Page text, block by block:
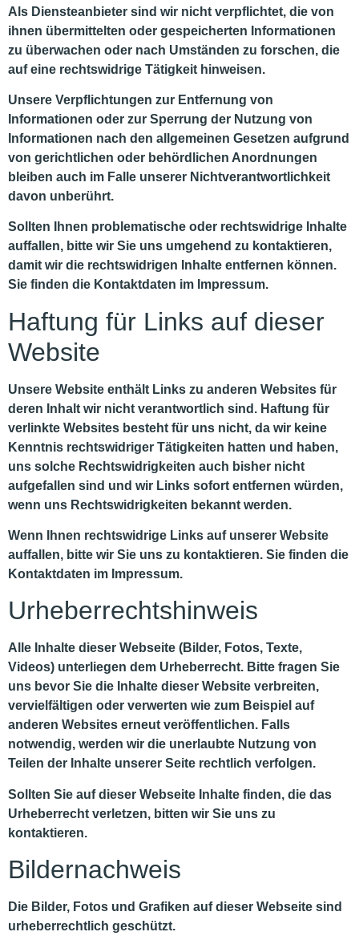
Als Diensteanbieter sind wir nicht verpflichtet, die von
ihnen übermittelten oder gespeicherten Informationen
zu überwachen oder nach Umständen zu forschen, die
auf eine rechtswidrige Tätigkeit hinweisen.
Unsere Verpflichtungen zur Entfernung von
Informationen oder zur Sperrung der Nutzung von
Informationen nach den allgemeinen Gesetzen aufgrund
von gerichtlichen oder behördlichen Anordnungen
bleiben auch im Falle unserer Nichtverantwortlichkeit
davon unberührt.
Sollten Ihnen problematische oder rechtswidrige Inhalte
auffallen, bitte wir Sie uns umgehend zu kontaktieren,
damit wir die rechtswidrigen Inhalte entfernen können.
Sie finden die Kontaktdaten im Impressum.
Haftung für Links auf dieser
Website
Unsere Website enthält Links zu anderen Websites für
deren Inhalt wir nicht verantwortlich sind. Haftung für
verlinkte Websites besteht für uns nicht, da wir keine
Kenntnis rechtswidriger Tätigkeiten hatten und haben,
uns solche Rechtswidrigkeiten auch bisher nicht
aufgefallen sind und wir Links sofort entfernen würden,
wenn uns Rechtswidrigkeiten bekannt werden.
Wenn Ihnen rechtswidrige Links auf unserer Website
auffallen, bitte wir Sie uns zu kontaktieren. Sie finden die
Kontaktdaten im Impressum.
Urheberrechtshinweis
Alle Inhalte dieser Webseite (Bilder, Fotos, Texte,
Videos) unterliegen dem Urheberrecht. Bitte fragen Sie
uns bevor Sie die Inhalte dieser Website verbreiten,
vervielfältigen oder verwerten wie zum Beispiel auf
anderen Websites erneut veröffentlichen. Falls
notwendig, werden wir die unerlaubte Nutzung von
Teilen der Inhalte unserer Seite rechtlich verfolgen.
Sollten Sie auf dieser Webseite Inhalte finden, die das
Urheberrecht verletzen, bitten wir Sie uns zu
kontaktieren.
Bildernachweis
Die Bilder, Fotos und Grafiken auf dieser Webseite sind
urheberrechtlich geschützt.